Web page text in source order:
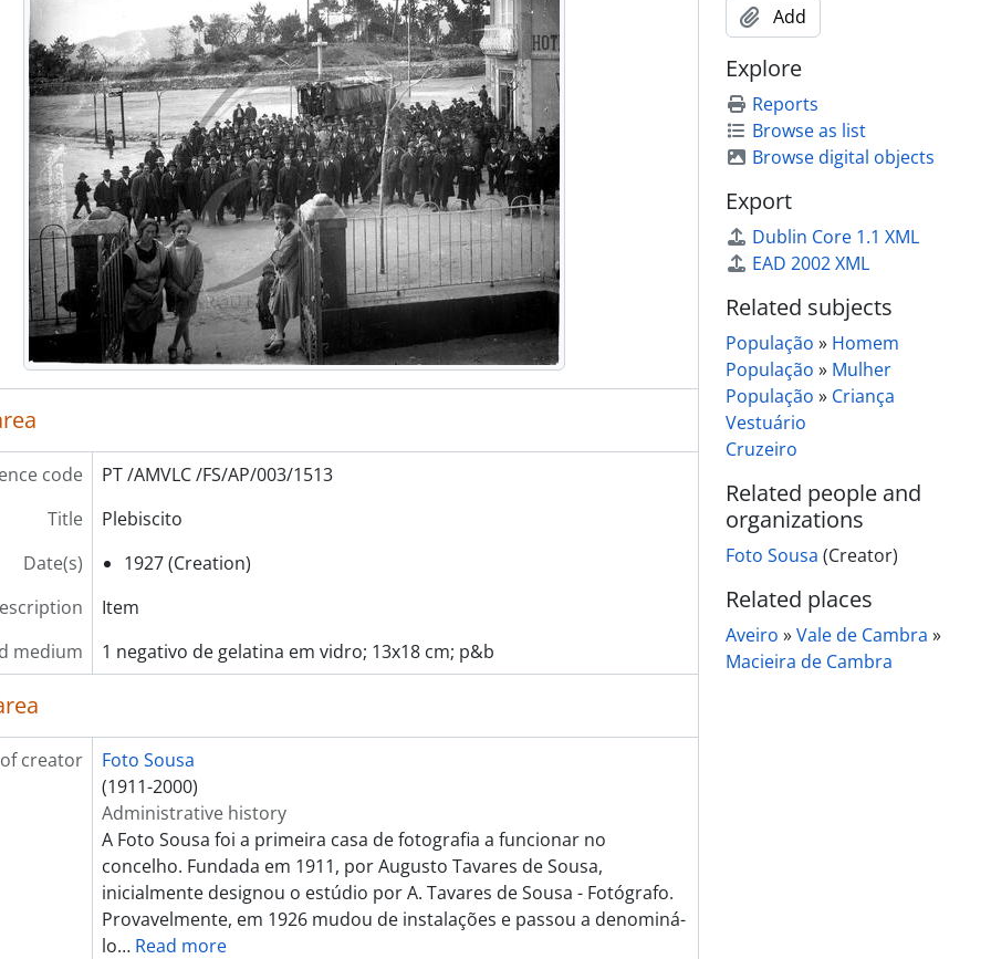
[Item] Encontro político
[Item] Encontro político
[Item] Encontro político
[Item] Encontro político
[Item] Encontro político
[Item] Encontro político
[Item] Reunião pública nas instalações dos Paços do Concelho
[Item] Reunião pública nas instalações dos Paços do Concelho
[Item] Reunião pública nas instalações dos Paços do Concelho
[Item] Reunião pública nas instalações dos Paços do Concelho
[Item] Reunião pública nas instalações dos Paços do Concelho
[Item] Reunião pública nas instalações dos Paços do Concelho
[Item] Reunião pública nas instalações dos Paços do Concelho
[Item] Reunião pública nas instalações dos Paços do Concelho
[Item] Reunião pública nas instalações dos Paços do Concelho
[Item] Reunião pública nas instalações dos Paços do Concelho
[Series] Eleições
RELIGIÃO
ANIMAIS
SEGURANÇA PÚBLICA
TRANSPORTES
OBRAS PÚBLICAS
PATRIMÓNIO
INSTITUIÇÕES
EMPRESAS
Álbuns de fotografias
Livros de registo de clientes
code
PT /AMVLC /FS/AP/003/1513
Title
Plebiscito
Date(s)
1927 (Creation)
Item
medium
1 negativo de gelatina em vidro; 13x18 cm; p&b
creator
Foto Sousa
(1911-2000)
Administrative history
A Foto Sousa foi a primeira casa de fotografia a funcionar no
concelho. Fundada em 1911, por Augusto Tavares de Sousa,
inicialmente designou o estúdio por A. Tavares de Sousa - Fotógrafo.
Provavelmente, em 1926 mudou de instalações e passou a denominá-
lo… Read more
Add
Explore
Reports
Browse as list
Browse digital objects
Export
Dublin Core 1.1 XML
EAD 2002 XML
Related subjects
População » Homem
População » Mulher
População » Criança
Vestuário
Cruzeiro
Related people and
organizations
Foto Sousa (Creator)
Related places
Aveiro »Vale de Cambra »
Macieira de Cambra